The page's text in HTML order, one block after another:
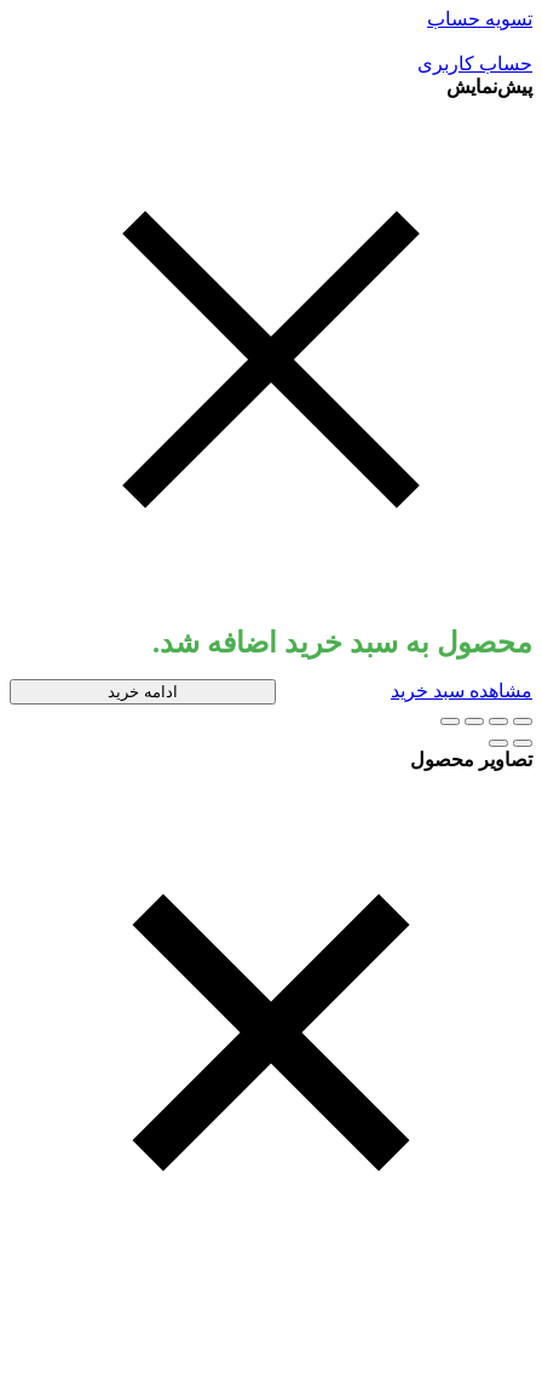
تسویه حساب
حساب کاربری
پیش‌نمایش
محصول به سبد خرید اضافه شد.
مشاهده سبد خرید ادامه خرید
تصاویر محصول